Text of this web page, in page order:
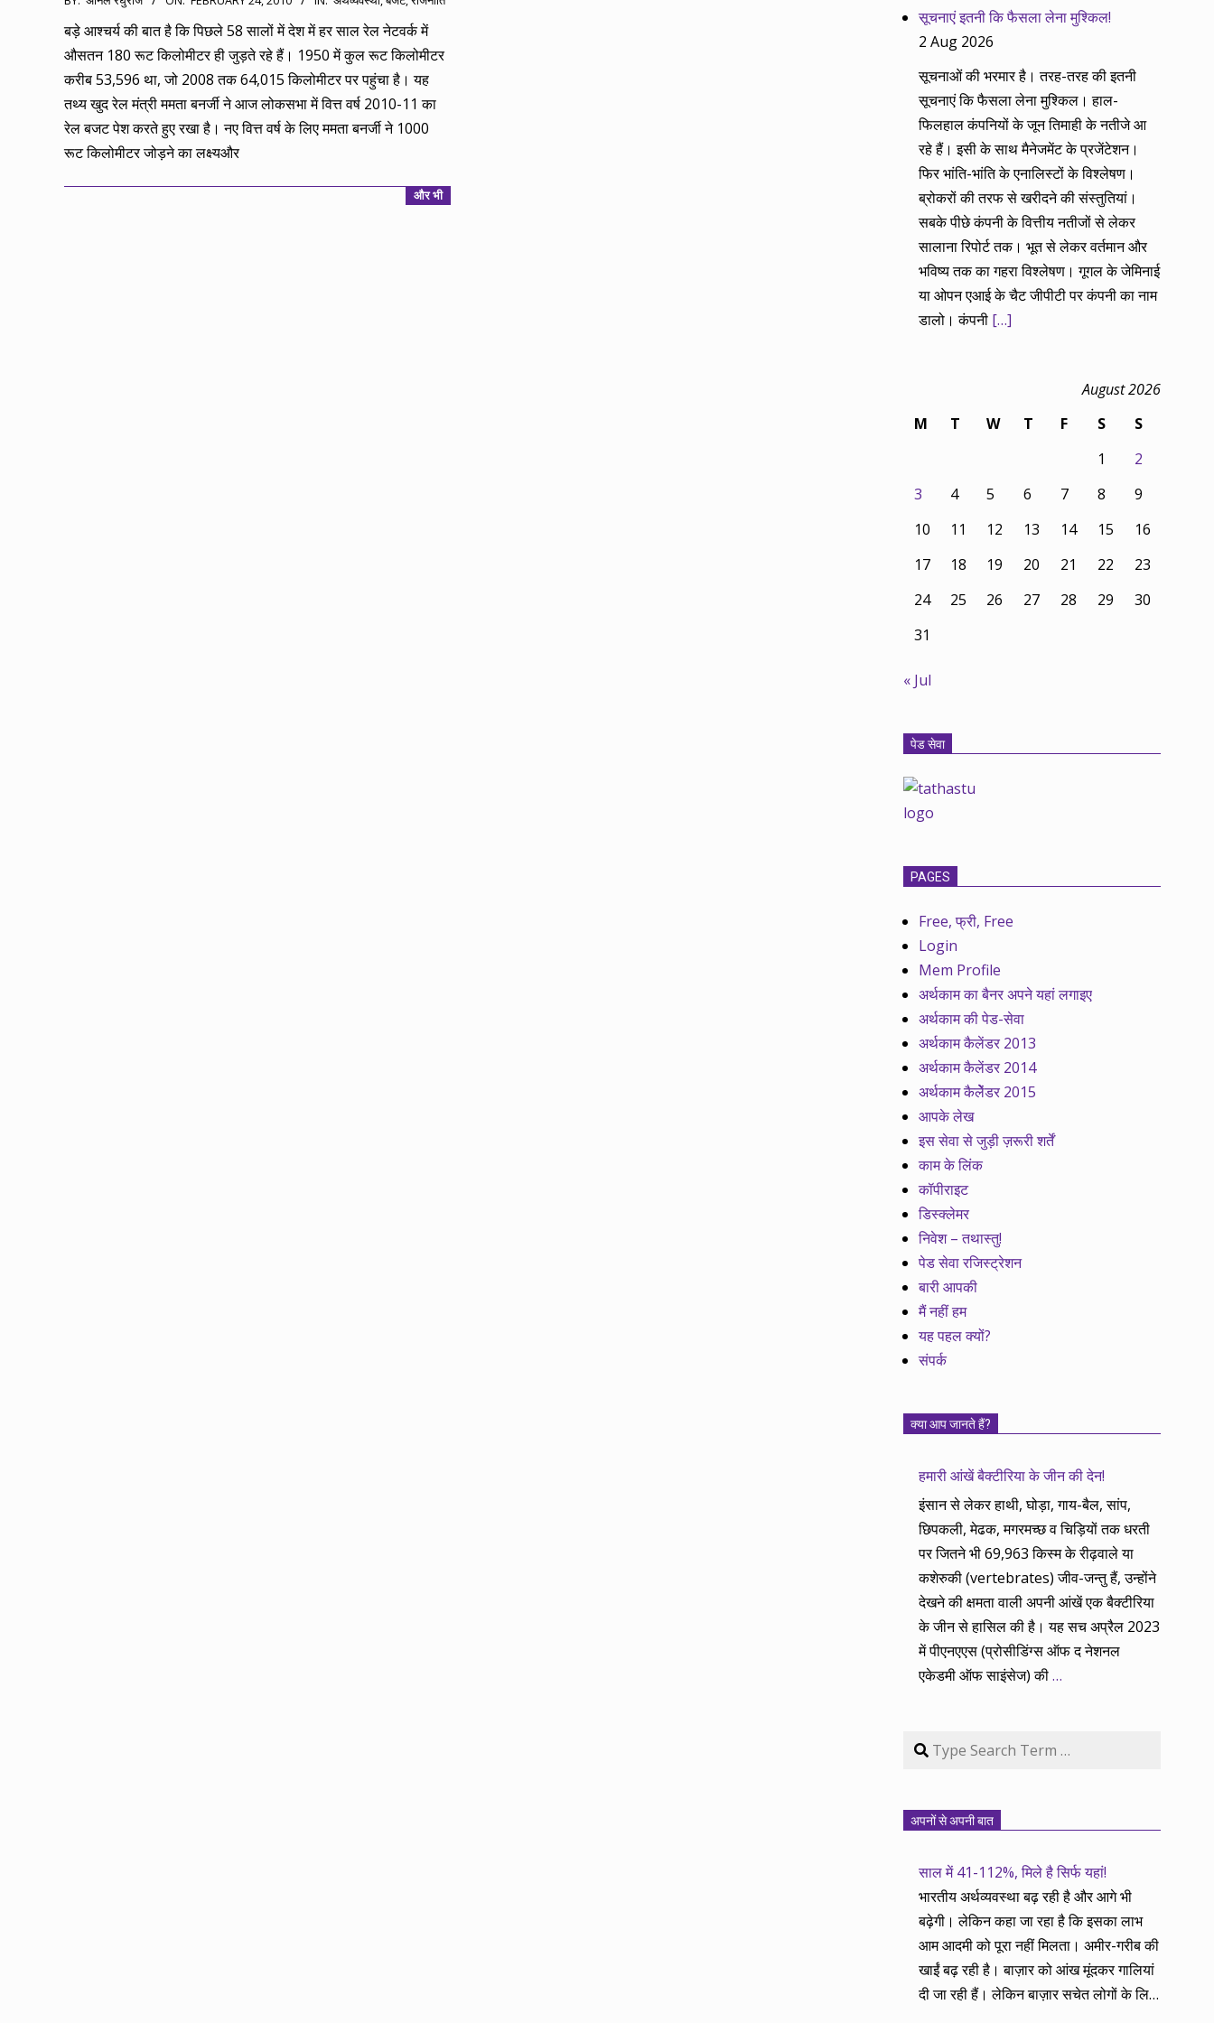
02-
24
बड़े आश्चर्य की बात है कि पिछले 58 सालों में देश में हर साल रेल नेटवर्क में
औसतन 180 रूट किलोमीटर ही जुड़ते रहे हैं। 1950 में कुल रूट किलोमीटर
करीब 53,596 था, जो 2008 तक 64,015 किलोमीटर पर पहुंचा है। यह
तथ्य खुद रेल मंत्री ममता बनर्जी ने आज लोकसभा में वित्त वर्ष 2010-11 का
रेल बजट पेश करते हुए रखा है। नए वित्त वर्ष के लिए ममता बनर्जी ने 1000
रूट किलोमीटर जोड़ने का लक्ष्यऔर
और भी
सूचनाएं इतनी कि फैसला लेना मुश्किल!
2 Aug 2026
सूचनाओं की भरमार है। तरह-तरह की इतनी
सूचनाएं कि फैसला लेना मुश्किल। हाल-
फिलहाल कंपनियों के जून तिमाही के नतीजे आ
रहे हैं। इसी के साथ मैनेजमेंट के प्रजेंटेशन।
फिर भांति-भांति के एनालिस्टों के विश्लेषण।
ब्रोकरों की तरफ से खरीदने की संस्तुतियां।
सबके पीछे कंपनी के वित्तीय नतीजों से लेकर
सालाना रिपोर्ट तक। भूत से लेकर वर्तमान और
भविष्य तक का गहरा विश्लेषण। गूगल के जेमिनाई
या ओपन एआई के चैट जीपीटी पर कंपनी का नाम
डालो। कंपनी […]
August 2026
M
T W T F S
S
1
2
3
4 5 6 7 8
9
10
11 12 13 14 15
16
17
18 19 20 21 22
23
24
25 26 27 28 29
30
31
« Jul
पेड सेवा
PAGES
Free, फ्री, Free
Login
Mem Profile
अर्थकाम का बैनर अपने यहां लगाइए
अर्थकाम की पेड-सेवा
अर्थकाम कैलेंडर 2013
अर्थकाम कैलेंडर 2014
अर्थकाम कैलेेंडर 2015
आपके लेख
इस सेवा से जुड़ी ज़रूरी शर्तें
काम के लिंक
कॉपीराइट
डिस्क्लेमर
निवेश – तथास्तु!
पेड सेवा रजिस्ट्रेशन
बारी आपकी
मैं नहीं हम
यह पहल क्यों?
संपर्क
क्या आप जानते हैं?
हमारी आंखें बैक्टीरिया के जीन की देन!
इंसान से लेकर हाथी, घोड़ा, गाय-बैल, सांप,
छिपकली, मेढक, मगरमच्छ व चिड़ियों तक धरती
पर जितने भी 69,963 किस्म के रीढ़वाले या
कशेरुकी (vertebrates) जीव-जन्तु हैं, उन्होंने
देखने की क्षमता वाली अपनी आंखें एक बैक्टीरिया
के जीन से हासिल की है। यह सच अप्रैल 2023
में पीएनएएस (प्रोसीडिंग्स ऑफ द नेशनल
एकेडमी ऑफ साइंसेज) की…
Search
अपनों से अपनी बात
साल में 41-112%, मिले है सिर्फ यहां!
भारतीय अर्थव्यवस्था बढ़ रही है और आगे भी
बढ़ेगी। लेकिन कहा जा रहा है कि इसका लाभ
आम आदमी को पूरा नहीं मिलता। अमीर-गरीब की
खाईं बढ़ रही है। बाज़ार को आंख मूंदकर गालियां
दी जा रही हैं। लेकिन बाज़ार सचेत लोगों के लिए